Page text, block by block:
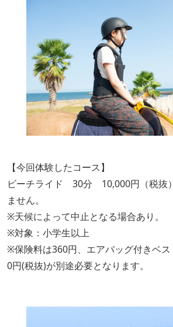
【今回体験したコース】
ビーチライド 30分 10,000円（税抜
ません。
※天候によって中止となる場合あり。
※対象：小学生以上
※保険料は360円、エアバッグ付きベ
0円(税抜)が別途必要となります。